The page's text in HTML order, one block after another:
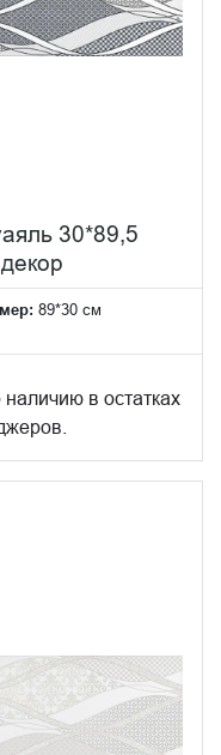
30*89,5
89*30 см
в остатках